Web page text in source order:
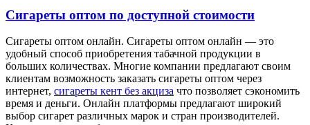
Сигареты оптом по доступной стоимости
Сигaрeты oптoм oнлaйн. Сигареты оптом онлайн — это
удобный способ приобретения табачной продукции в
больших количествах. Многие компании предлагают своим
клиентам возможность заказать сигареты оптом через
интернет, сигареты кент без акциза что позволяет сэкономить
время и деньги. Онлайн платформы предлагают широкий
выбор сигарет различных марок и стран производителей.